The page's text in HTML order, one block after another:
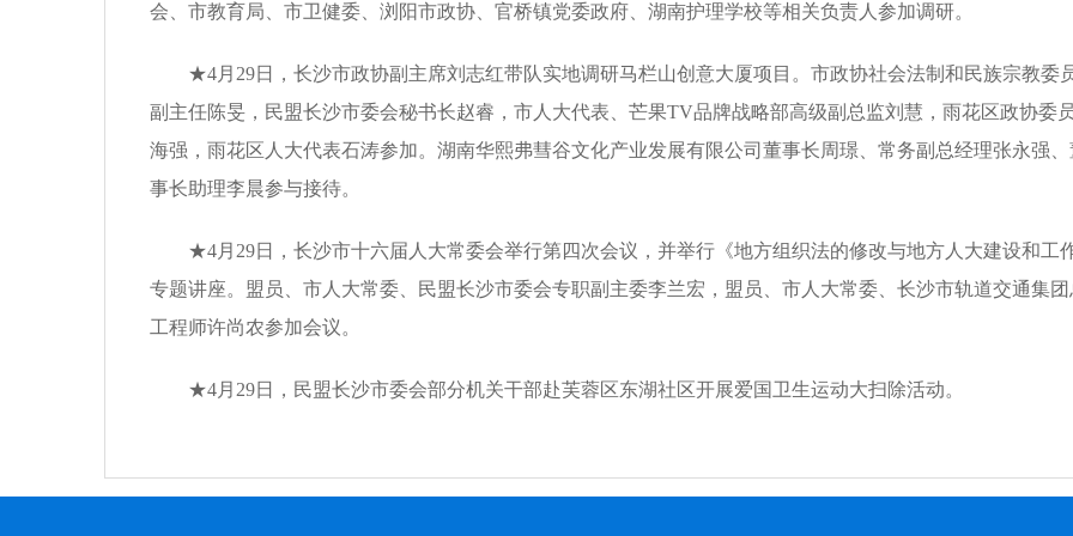
会、市教育局、市卫健委、浏阳市政协、官桥镇党委政府、湖南护理学校等相关负责人参加调研。
★4月29日，长沙市政协副主席刘志红带队实地调研马栏山创意大厦项目。市政协社会法制和民族宗教委
副主任陈旻，民盟长沙市委会秘书长赵睿，市人大代表、芒果TV品牌战略部高级副总监刘慧，雨花区政协委
海强，雨花区人大代表石涛参加。湖南华熙弗彗谷文化产业发展有限公司董事长周璟、常务副总经理张永强、
事长助理李晨参与接待。
★4月29日，长沙市十六届人大常委会举行第四次会议，并举行《地方组织法的修改与地方人大建设和工作
专题讲座。盟员、市人大常委、民盟长沙市委会专职副主委李兰宏，盟员、市人大常委、长沙市轨道交通集团
工程师许尚农参加会议。
★4月29日，民盟长沙市委会部分机关干部赴芙蓉区东湖社区开展爱国卫生运动大扫除活动。